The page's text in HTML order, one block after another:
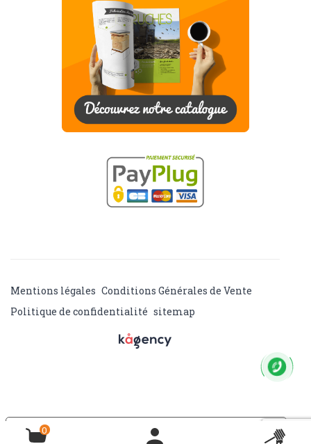
0
Mentions légales Conditions Générales de Vente
Politique de confidentialité sitemap
Vos choix en matière de confidentialité